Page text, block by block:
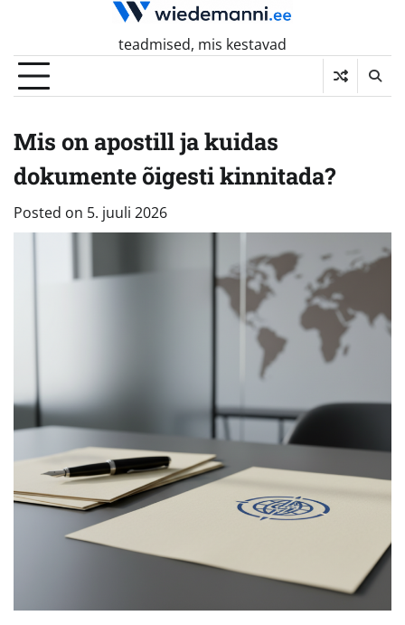
content
teadmised, mis kestavad
Mis on apostill ja kuidas
dokumente õigesti kinnitada?
Posted on 5. juuli 2026